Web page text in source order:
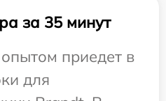
за 35 минут
приедет в
для